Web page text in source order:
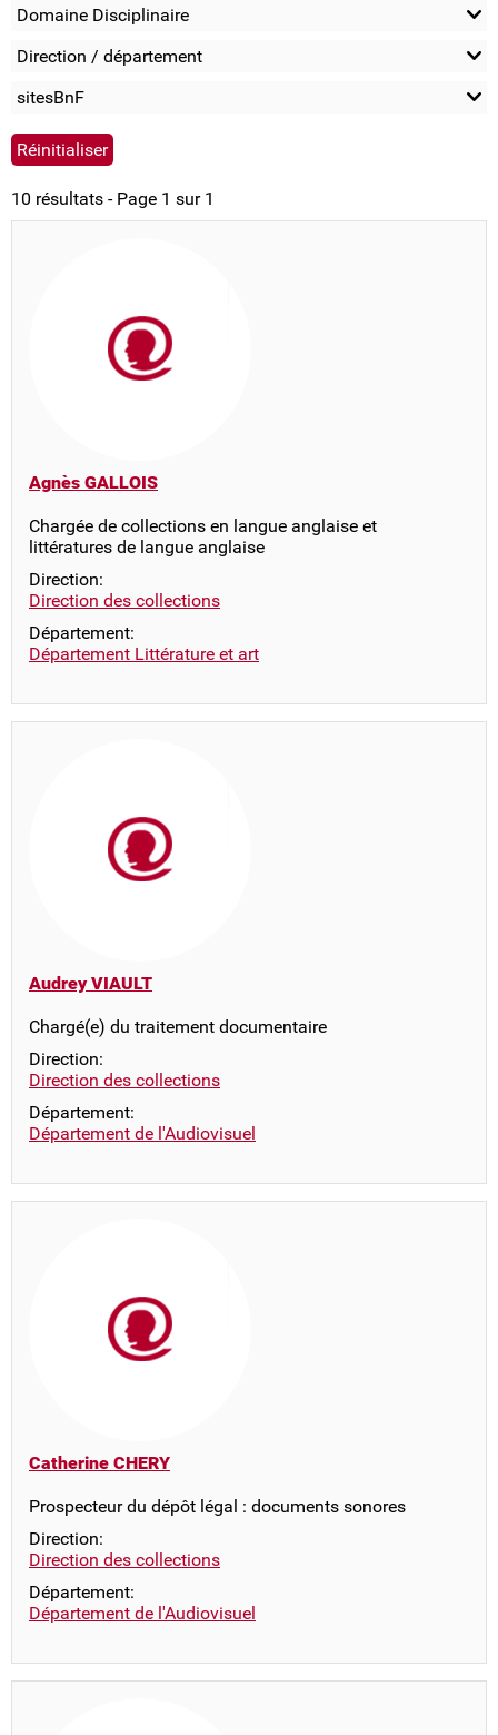
Domaine Disciplinaire
Direction / département
sitesBnF
10 résultats - Page 1 sur 1
Agnès GALLOIS
Chargée de collections en langue anglaise et
littératures de langue anglaise
Direction:
Direction des collections
Département:
Département Littérature et art
Audrey VIAULT
Chargé(e) du traitement documentaire
Direction:
Direction des collections
Département:
Département de l'Audiovisuel
Catherine CHERY
Prospecteur du dépôt légal : documents sonores
Direction:
Direction des collections
Département:
Département de l'Audiovisuel